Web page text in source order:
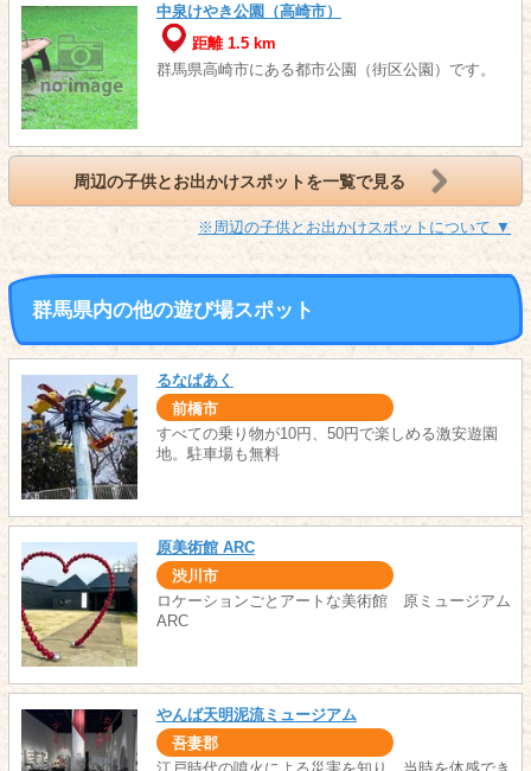
中泉けやき公園（高崎市）
距離 1.5 km
群馬県高崎市にある都市公園（街区公園）です。
周辺の子供とお出かけスポットを一覧で見る
※周辺の子供とお出かけスポットについて ▼
群馬県内の他の遊び場スポット
るなぱあく
前橋市
すべての乗り物が10円、50円で楽しめる激安遊園
地。駐車場も無料
原美術館 ARC
渋川市
ロケーションごとアートな美術館 原ミュージアム
ARC
やんば天明泥流ミュージアム
吾妻郡